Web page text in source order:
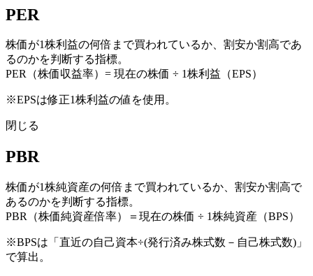
PER
株価が1株利益の何倍まで買われているか、割安か割高であ
るのかを判断する指標。
PER（株価収益率）= 現在の株価 ÷ 1株利益（EPS）
※EPSは修正1株利益の値を使用。
閉じる
PBR
株価が1株純資産の何倍まで買われているか、割安か割高で
あるのかを判断する指標。
PBR（株価純資産倍率）＝現在の株価 ÷ 1株純資産（BPS）
※BPSは「直近の自己資本÷(発行済み株式数－自己株式数)」
で算出。